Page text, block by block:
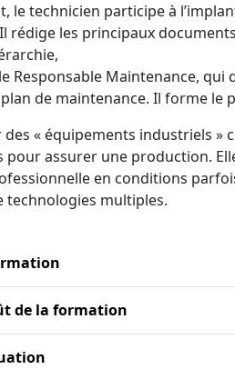
le technicien participe à
rédige les principaux
Responsable Maintenance, qui
de maintenance. Il forme le
« équipements industriels »
pour assurer une production.
en conditions
technologies multiples.
de la formation